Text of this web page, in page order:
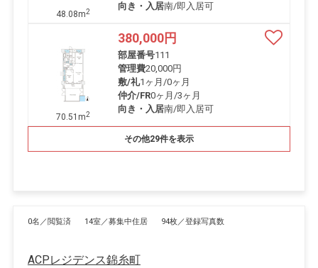
48.08m2
向き・入居南/即入居可
70.51m2
380,000円
部屋番号111
管理費20,000円
敷/礼1ヶ月 /0ヶ月
仲介/FR0ヶ月 /3ヶ月
向き・入居南/即入居可
その他29件を表示
0名／閲覧済 14室／募集中住居 94枚／登録写真数
ACPレジデンス錦糸町